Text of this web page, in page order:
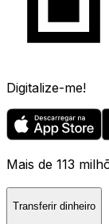
Digitalize-me!
Mais de 113
Transferir dinheiro